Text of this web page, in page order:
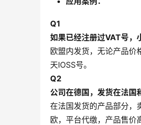
Q1
如果已经注册过VAT号，
欧盟内发货，无论产品
天IOSS号。
Q2
公司在德国，发货在法国
在法国发货的产品部分，
欧，平台代缴，产品售价